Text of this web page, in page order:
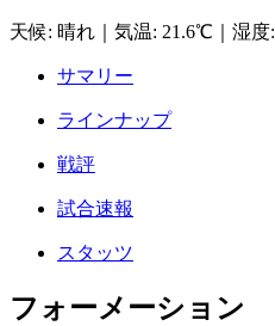
天候: 晴れ 気温: 21.6℃ 湿度:
サマリー
ラインナップ
戦評
試合速報
スタッツ
フォーメーション